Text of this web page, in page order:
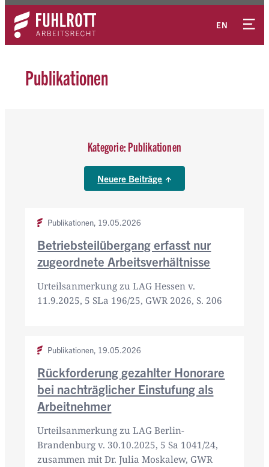
Zum
Inhalt
springen
EN
Kontakt
Publikationen
Kategorie: Publikationen
Neuere Beiträge
Publikationen, 19.05.2026
Betriebsteilübergang erfasst nur
zugeordnete Arbeitsverhältnisse
Urteilsanmerkung zu LAG Hessen v.
11.9.2025, 5 SLa 196/25, GWR 2026, S. 206
Publikationen, 19.05.2026
Rückforderung gezahlter Honorare
bei nachträglicher Einstufung als
Arbeitnehmer
Urteilsanmerkung zu LAG Berlin-
Brandenburg v. 30.10.2025, 5 Sa 1041/24,
zusammen mit Dr. Julia Moskalew, GWR